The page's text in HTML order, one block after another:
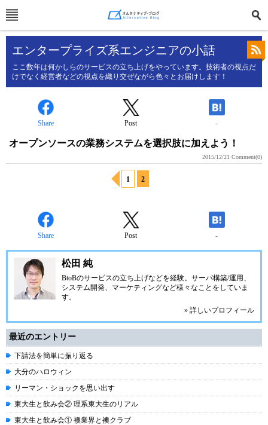
エンタープライズ系エンジニアの小話
ここ数年は何かしらのサービスの立ち上げをやっています。技術者の視点だ
けでなく経営者などの視点を織り交ぜながら色々とお届けします！
Share Post -
オープンソースの業務システムを選択肢に加えよう！
2015/12/21 Comment(0)
1 2
Share Post -
松田 純
BtoBのサービスの立ち上げなどを経験。サーバ構築/運用、
システム開発、マーケティングなど様々なことをしていま
す。
» 詳しいプロフィール
最近のエントリー
下請法を簡単に振り返る
大分のハロウィン
リーマン・ショックを思い出す
東大生と飲み会② 理系東大生のリアル
東大生と飲み会① 襖業界と襖クラブ